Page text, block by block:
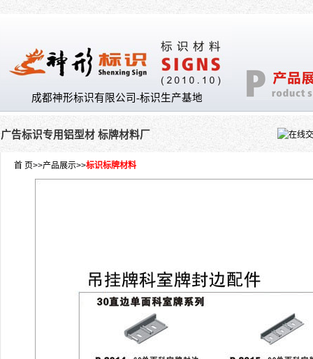
成都神形标识有限公司-标识生产基地
广告标识专用铝型材 标牌材料厂
首 页>>产品展示>>标识标牌材料